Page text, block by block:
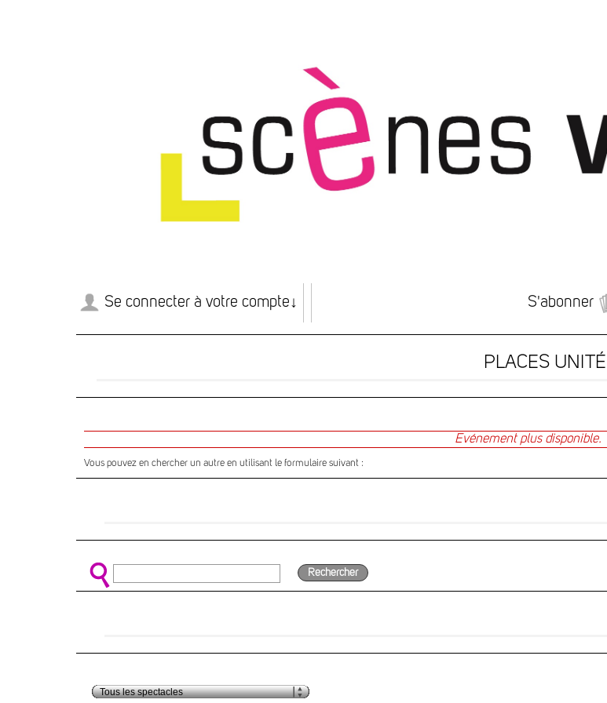
Se connecter à votre compte↓ S'abonner
PLACES UNITÉ
Evénement plus disponible.
Vous pouvez en chercher un autre en utilisant le formulaire suivant :
Rechercher